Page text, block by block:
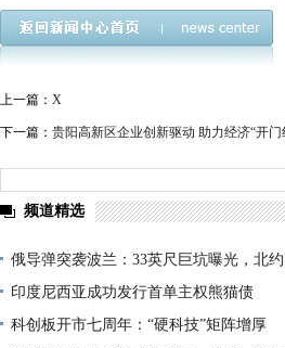
上一篇： X
下一篇： 贵阳高新区企业创新驱动 助力经济“开门
频道精选
俄导弹突袭波兰：33英尺巨坑曝光，北约
印度尼西亚成功发行首单主权熊猫债
科创板开市七周年：“硬科技”矩阵增厚